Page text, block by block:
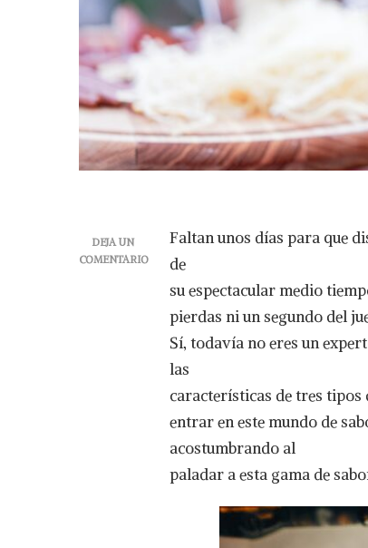
DEJA UN
COMENTARIO
ARTESANALES
Faltan unos días para que
de
su espectacular medio
pierdas ni un segundo del
Sí, todavía no eres un
las
características de tres tipos
entrar en este mundo de
acostumbrando al
paladar a esta gama de